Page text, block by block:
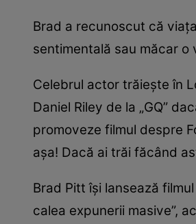
Brad a recunoscut că
sentimentală sau măcar o
Celebrul actor trăiește în
Daniel Riley de la „GQ”
promoveze filmul despre
așa! Dacă ai trăi făcând
Brad Pitt își lansează
calea expunerii masive”,